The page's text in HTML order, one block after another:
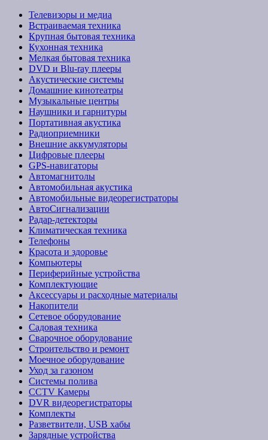
Телевизоры и медиа
Встраиваемая техника
Крупная бытовая техника
Кухонная техника
Мелкая бытовая техника
DVD и Blu-ray плееры
Акустические системы
Домашние кинотеатры
Музыкальные центры
Наушники и гарнитуры
Портативная акустика
Радиоприемники
Внешние аккумуляторы
Цифровые плееры
GPS-навигаторы
Автомагнитолы
Автомобильная акустика
Автомобильные видеорегистраторы
АвтоСигнализации
Радар-детекторы
Климатическая техника
Телефоны
Красота и здоровье
Компьютеры
Периферийные устройства
Комплектующие
Аксессуары и расходные материалы
Накопители
Сетевое оборудование
Садовая техника
Сварочное оборудование
Строительство и ремонт
Моечное оборудование
Уход за газоном
Системы полива
CCTV Камеры
DVR видеорегистраторы
Комплекты
Разветвители, USB хабы
Зарядные устройства